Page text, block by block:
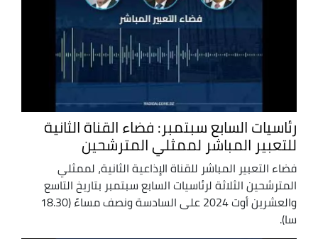
رئاسيات السابع سبتمبر: فضاء القناة الثانية
للتعبير المباشر لممثلي المترشحين
فضاء التعبير المباشر للقناة الإذاعية الثانية، لممثلي
المترشحين الثلاثة لرئاسيات السابع سبتمبر بتاريخ التاسع
والعشرين أوت 2024 على السادسة ونصف مساءً (18.30
سا).